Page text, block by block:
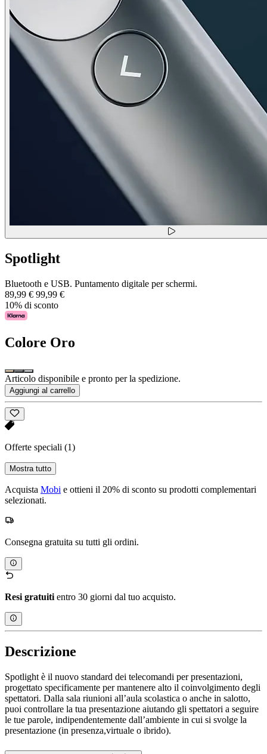
Spotlight
Bluetooth e USB. Puntamento digitale per schermi.
89,99 € 99,99 €
10% di sconto
Colore Oro
Articolo disponibile e pronto per la spedizione.
Aggiungi al carrello
Offerte speciali (1)
Mostra tutto
Acquista Mobi e ottieni il 20% di sconto su prodotti complementari
selezionati.
Consegna gratuita su tutti gli ordini.
Resi gratuitientro 30 giorni dal tuo acquisto.
Descrizione
Spotlight è il nuovo standard dei telecomandi per presentazioni,
progettato specificamente per mantenere alto il coinvolgimento degli
spettatori. Dalla sala riunioni all’aula scolastica o anche in salotto,
puoi controllare la tua presentazione aiutando gli spettatori a seguire
le tue parole, indipendentemente dall’ambiente in cui si svolge la
presentazione (in presenza,virtuale o ibrido).